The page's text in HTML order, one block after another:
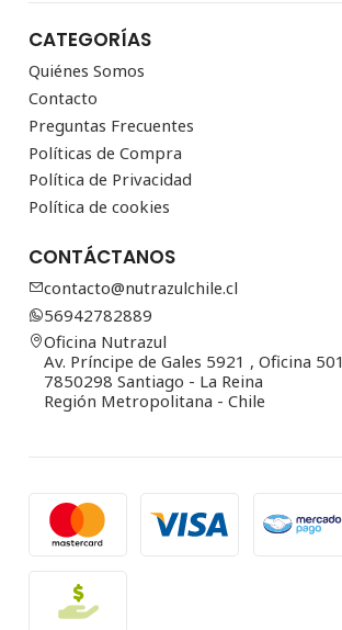
CATEGORÍAS
Quiénes Somos
Contacto
Preguntas Frecuentes
Políticas de Compra
Política de Privacidad
Política de cookies
CONTÁCTANOS
contacto@nutrazulchile.cl
56942782889
Oficina Nutrazul
Av. Príncipe de Gales 5921 , Oficina 501
7850298 Santiago - La Reina
Región Metropolitana - Chile